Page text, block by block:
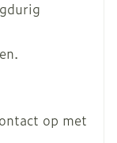
lichaam
(toxische
zuigen
houding,
de tablet
op met